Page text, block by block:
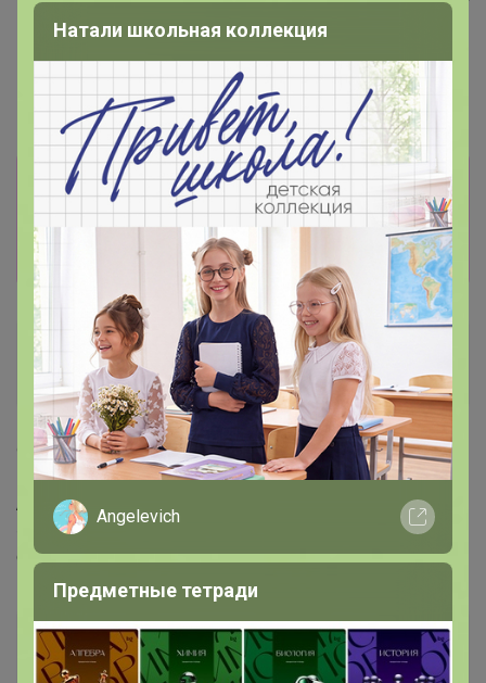
Информация о заказах доступна
лишь членам клуба
Показать
SVETLANAALL
Магистр
9 октября, 2021 12:13
Artemida
, Добрый день. Подскажите, а будет ещё:
«Бумага для выпекания 38*50м с 2сторонней
силиконизацией Горница, коричн, рул»
Артемида
Бронзовый организатор
Натали школьная коллекция
Angelevich
Предметные тетради